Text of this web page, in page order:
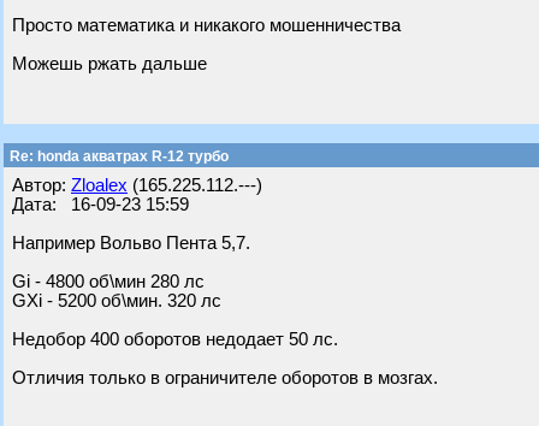
Просто математика и никакого мошенничества
Можешь ржать дальше
Re: honda акватрах R-12 турбо
Автор: Zloalex (165.225.112.---)
Дата: 16-09-23 15:59
Например Вольво Пента 5,7.
Gi - 4800 об\мин 280 лс
GXi - 5200 об\мин. 320 лс
Недобор 400 оборотов недодает 50 лс.
Отличия только в ограничителе оборотов в мозгах.